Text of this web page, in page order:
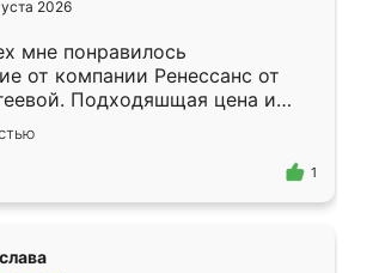
2026
мне понравилось
от компании Ренессанс от
Подходяшщая цена и
изготовления. Приехавший
сотрудник Владислав
моему эскизу самый
1